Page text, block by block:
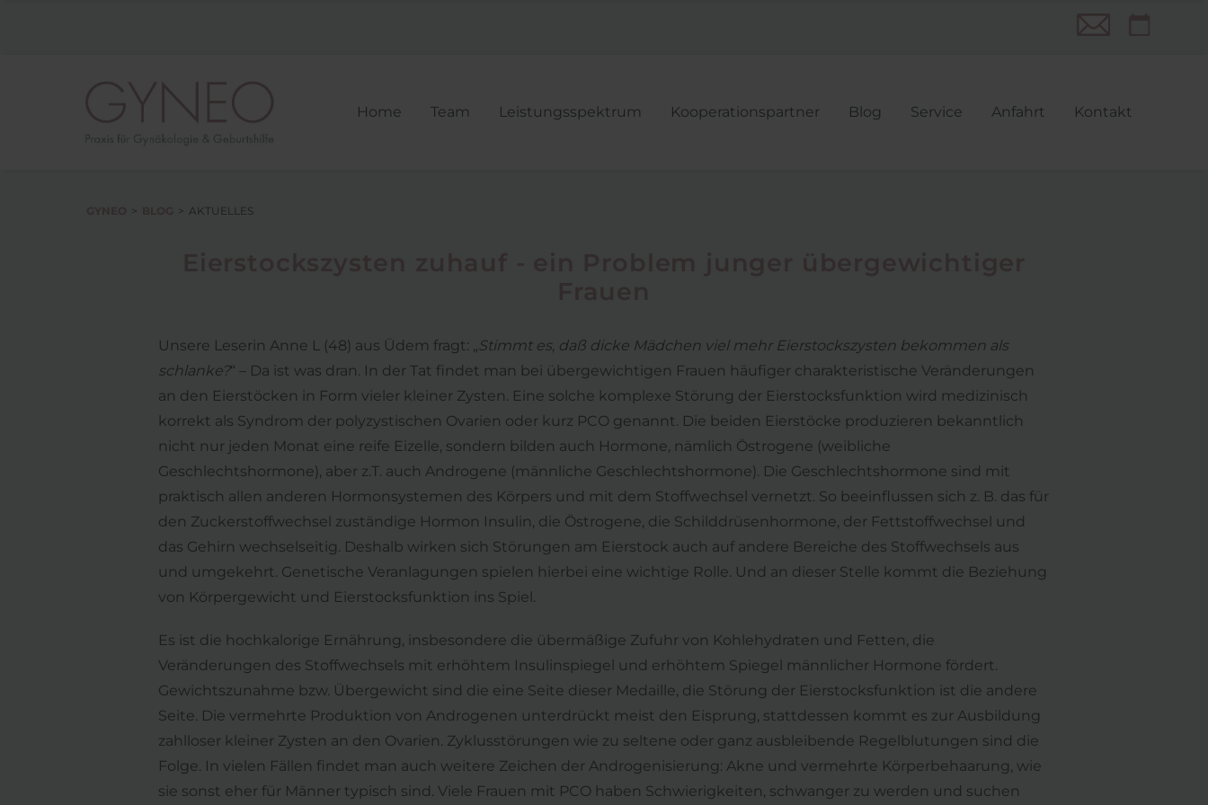
Navigation
Home Team Leistungsspektrum Kooperationspartner Blog Service Anfahrt Kontakt
AKTUELLES
Unsere Leserin Anne L (48) aus Üdem fragt: „Stimmt es, daß dicke Mädchen viel mehr Eierstockszysten bekommen als
schlanke?“ – Da ist was dran. In der Tat findet man bei übergewichtigen Frauen häufiger charakteristische Veränderungen
an den Eierstöcken in Form vieler kleiner Zysten. Eine solche komplexe Störung der Eierstocksfunktion wird medizinisch
korrekt als Syndrom der polyzystischen Ovarien oder kurz PCO genannt. Die beiden Eierstöcke produzieren bekanntlich
nicht nur jeden Monat eine reife Eizelle, sondern bilden auch Hormone, nämlich Östrogene (weibliche
Geschlechtshormone), aber z.T. auch Androgene (männliche Geschlechtshormone). Die Geschlechtshormone sind mit
praktisch allen anderen Hormonsystemen des Körpers und mit dem Stoffwechsel vernetzt. So beeinflussen sich z. B. das für
den Zuckerstoffwechsel zuständige Hormon Insulin, die Östrogene, die Schilddrüsenhormone, der Fettstoffwechsel und
das Gehirn wechselseitig. Deshalb wirken sich Störungen am Eierstock auch auf andere Bereiche des Stoffwechsels aus
und umgekehrt. Genetische Veranlagungen spielen hierbei eine wichtige Rolle. Und an dieser Stelle kommt die Beziehung
von Körpergewicht und Eierstocksfunktion ins Spiel.
Es ist die hochkalorige Ernährung, insbesondere die übermäßige Zufuhr von Kohlehydraten und Fetten, die
Veränderungen des Stoffwechsels mit erhöhtem Insulinspiegel und erhöhtem Spiegel männlicher Hormone fördert.
Gewichtszunahme bzw. Übergewicht sind die eine Seite dieser Medaille, die Störung der Eierstocksfunktion ist die andere
Seite. Die vermehrte Produktion von Androgenen unterdrückt meist den Eisprung, stattdessen kommt es zur Ausbildung
zahlloser kleiner Zysten an den Ovarien. Zyklusstörungen wie zu seltene oder ganz ausbleibende Regelblutungen sind die
Folge. In vielen Fällen findet man auch weitere Zeichen der Androgenisierung: Akne und vermehrte Körperbehaarung, wie
sie sonst eher für Männer typisch sind. Viele Frauen mit PCO haben Schwierigkeiten, schwanger zu werden und suchen